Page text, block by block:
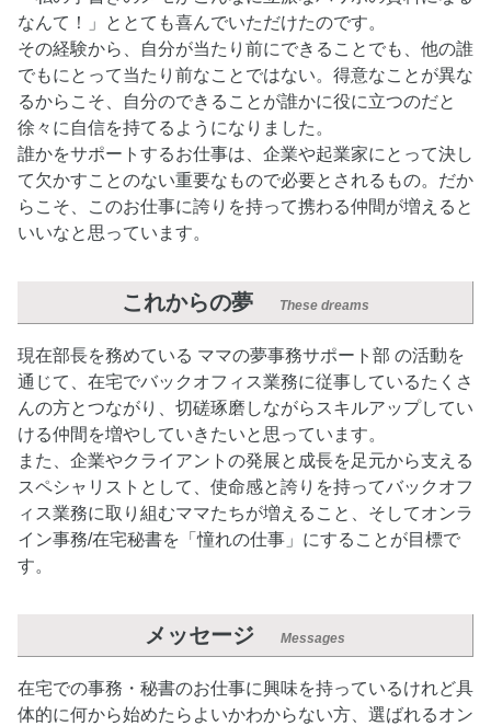
なんて！」ととても喜んでいただけたのです。
その経験から、自分が当たり前にできることでも、他の誰
でもにとって当たり前なことではない。得意なことが異な
るからこそ、自分のできることが誰かに役に立つのだと
徐々に自信を持てるようになりました。
誰かをサポートするお仕事は、企業や起業家にとって決し
て欠かすことのない重要なもので必要とされるもの。だか
らこそ、このお仕事に誇りを持って携わる仲間が増えると
いいなと思っています。
これからの夢 These dreams
現在部長を務めている ママの夢事務サポート部 の活動を
通じて、在宅でバックオフィス業務に従事しているたくさ
んの方とつながり、切磋琢磨しながらスキルアップしてい
ける仲間を増やしていきたいと思っています。
また、企業やクライアントの発展と成長を足元から支える
スペシャリストとして、使命感と誇りを持ってバックオフ
ィス業務に取り組むママたちが増えること、そしてオンラ
イン事務/在宅秘書を「憧れの仕事」にすることが目標で
す。
メッセージ Messages
在宅での事務・秘書のお仕事に興味を持っているけれど具
体的に何から始めたらよいかわからない方、選ばれるオン